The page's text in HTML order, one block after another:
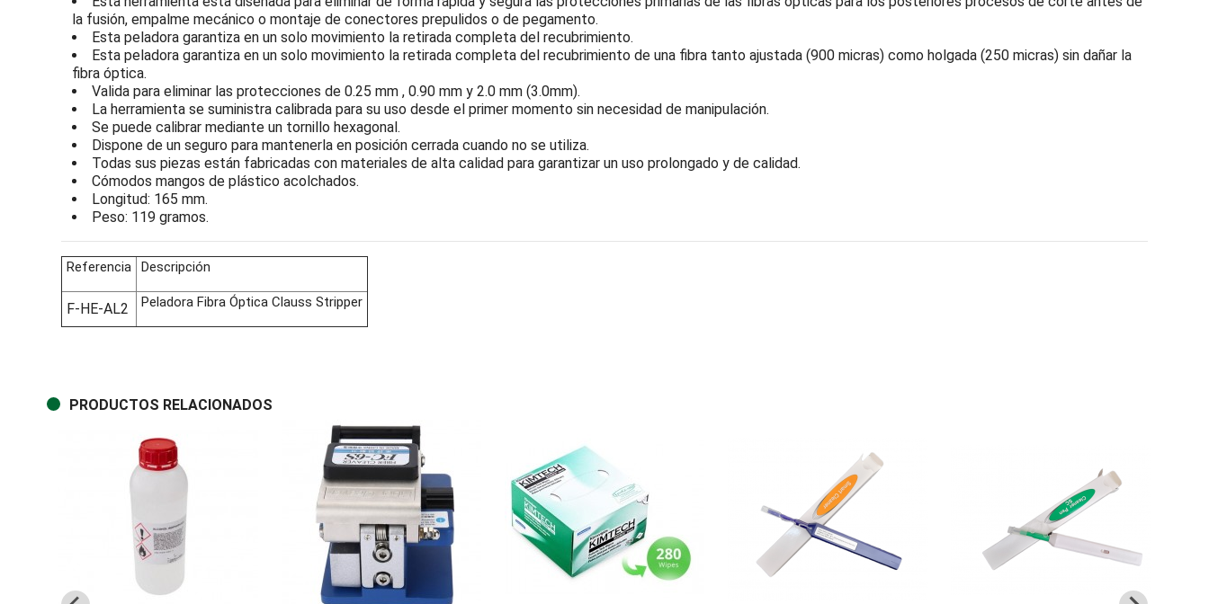
la fusión, empalme mecánico o montaje de conectores prepulidos o de pegamento.
Esta peladora garantiza en un solo movimiento la retirada completa del recubrimiento.
Esta peladora garantiza en un solo movimiento la retirada completa del recubrimiento de una fibra tanto ajustada (900 micras) como holgada (250 micras) sin dañar la
fibra óptica.
Valida para eliminar las protecciones de 0.25 mm , 0.90 mm y 2.0 mm (3.0mm).
La herramienta se suministra calibrada para su uso desde el primer momento sin necesidad de manipulación.
Se puede calibrar mediante un tornillo hexagonal.
Dispone de un seguro para mantenerla en posición cerrada cuando no se utiliza.
Todas sus piezas están fabricadas con materiales de alta calidad para garantizar un uso prolongado y de calidad.
Cómodos mangos de plástico acolchados.
Longitud: 165 mm.
Peso: 119 gramos.
Referencia Descripción
F-HE-AL2 Peladora Fibra Óptica Clauss Stripper
PRODUCTOS RELACIONADOS